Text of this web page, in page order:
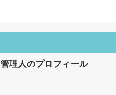
管理人のプロフィール